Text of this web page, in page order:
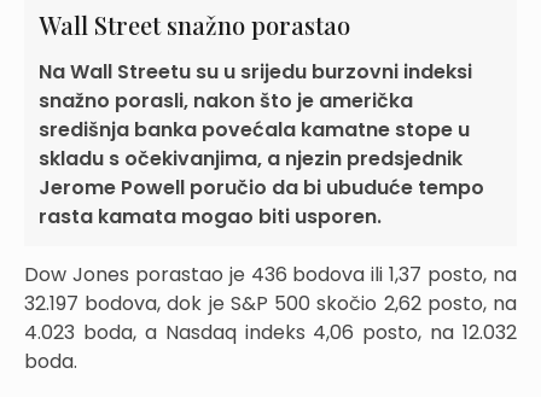
Wall Street snažno porastao
Na Wall Streetu su u srijedu burzovni indeksi
snažno porasli, nakon što je američka
središnja banka povećala kamatne stope u
skladu s očekivanjima, a njezin predsjednik
Jerome Powell poručio da bi ubuduće tempo
rasta kamata mogao biti usporen.
Dow Jones porastao je 436 bodova ili 1,37 posto, na
32.197 bodova, dok je S&P 500 skočio 2,62 posto, na
4.023 boda, a Nasdaq indeks 4,06 posto, na 12.032
boda.